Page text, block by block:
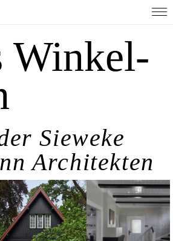
Winkel­
Sieweke
Architekten